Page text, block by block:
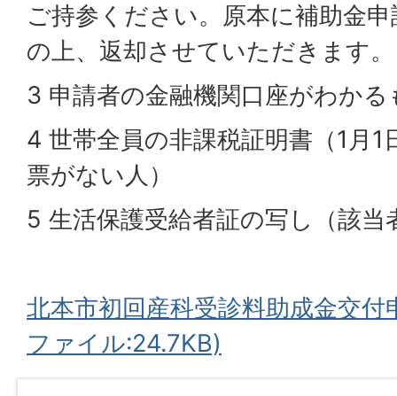
ご持参ください。原本に補助金
の上、返却させていただきます。
3 申請者の金融機関口座がわかる
4 世帯全員の非課税証明書（1月1
票がない人）
5 生活保護受給者証の写し（該当
北本市初回産科受診料助成金交
ファイル:24.7KB)